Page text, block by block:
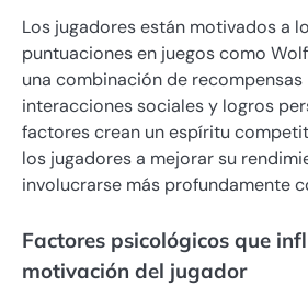
Los jugadores están motivados a
puntuaciones en juegos como
una combinación de
interacciones sociales y logros
factores crean un espíritu
los jugadores a mejorar su
involucrarse más profundamente
Factores psicológicos que
motivación del jugador